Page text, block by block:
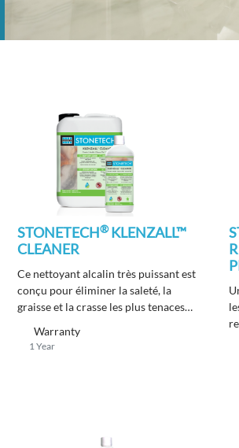
STONETECH®KLENZALL™
CLEANER
Ce nettoyant alcalin très puissant est
conçu pour éliminer la saleté, la
graisse et la crasse les plus tenaces
la maçonnerie et le joint.
Warranty
1 Year